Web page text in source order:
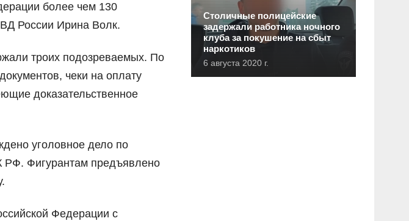
более чем 130
России Ирина Волк.
троих подозреваемых. По
чеки на оплату
доказательственное
уголовное дело по
РФ. Фигурантам предъявлено
Федерации с
Столичные полицейские
задержали работника ночного
клуба за покушение на сбыт
наркотиков
6 августа 2020 г.